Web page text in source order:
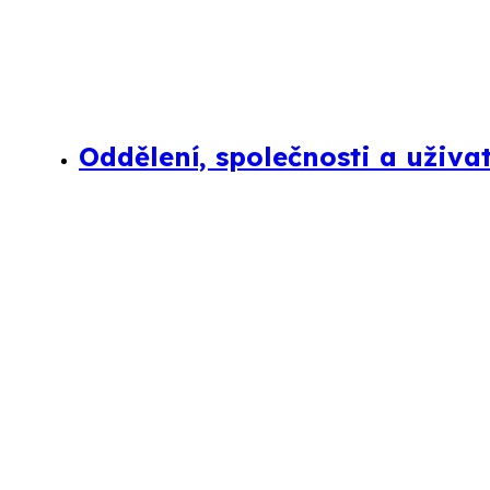
Oddělení, společnosti a